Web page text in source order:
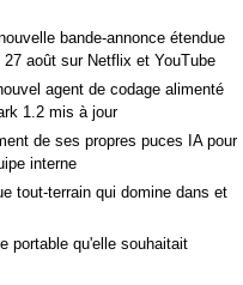
bande-annonce étendue
août sur Netflix et YouTube
agent de codage alimenté
1.2 mis à jour
de ses propres puces IA pour
interne
tout-terrain qui domine dans et
portable qu'elle souhaitait